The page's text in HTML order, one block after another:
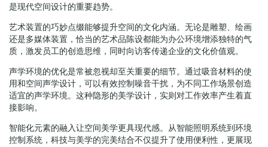
是现代空间设计的重要趋势。
艺术装置的巧妙点缀能够提升空间的文化内涵。无论是雕塑、绘画
还是多媒体装置，恰当的艺术品陈设都能为办公环境增添独特的气
质，激发员工的创造思维，同时向访客传递企业的文化价值观。
声学环境的优化是常被忽视却至关重要的细节。通过吸音材料的使
用和空间声学设计，可以有效控制噪音干扰，为不同工作场景创造
适宜的声学环境。这种隐形的美学设计，实则对工作效率产生着直
接影响。
智能化元素的融入让空间美学更具现代感。从智能照明系统到环境
控制系统，科技与美学的完美结合不仅提升了使用便利性，更展现